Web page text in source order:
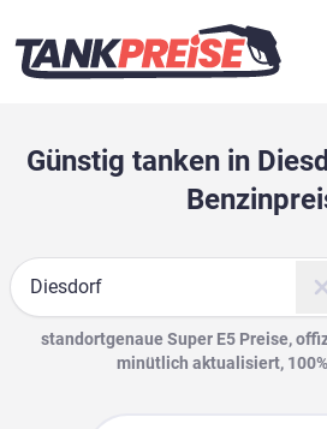
Günstig tanken in
Suche
standortgenaue Super E5 Preise,
minütlich aktualisiert,